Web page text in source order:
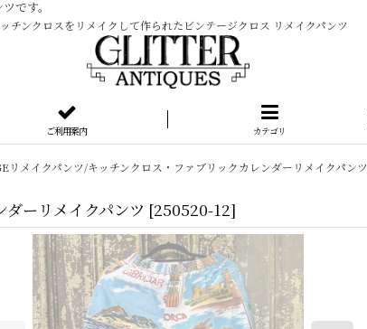
です。
チンクロスをリメイクして作られたビンテージクロス リメイクパンツ
ご利用案内 カテゴリ
リメイクパンツ/キッチンクロス・ファブリックカレンダーリメイクパンツ
ーリメイクパンツ [250520-12]